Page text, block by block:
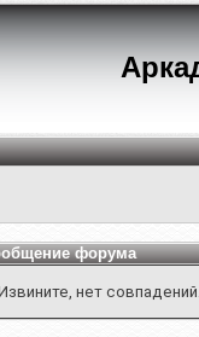
форума
нет